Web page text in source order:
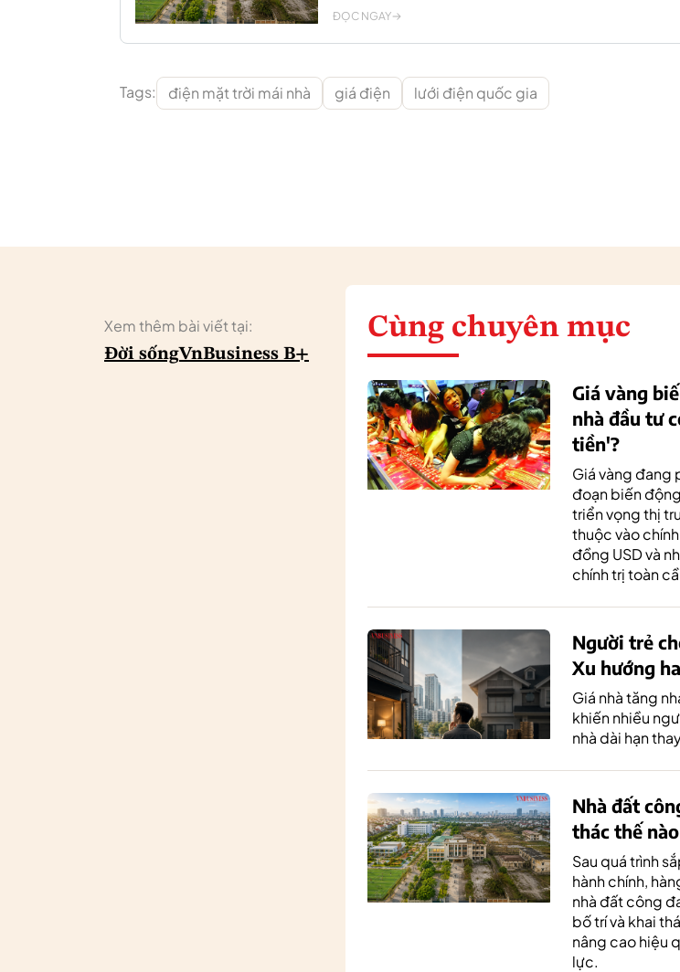
ĐỌC NGAY
Tags: điện mặt trời mái nhà giá điện lưới điện quốc gia
Xem thêm bài viết tại:
Đời sốngVnBusiness B+
Cùng chuyên mục
Giá vàng
nhà đầu tư
tiền'?
Giá vàng đang
đoạn biến
triển vọng thị
thuộc vào
đồng USD và
chính trị toàn
Người trẻ
Xu hướng
Giá nhà tăng
khiến nhiều
nhà dài hạn
Nhà đất
thác thế
Sau quá trình
hành chính,
nhà đất công
bố trí và khai
nâng cao hiệu
lực.